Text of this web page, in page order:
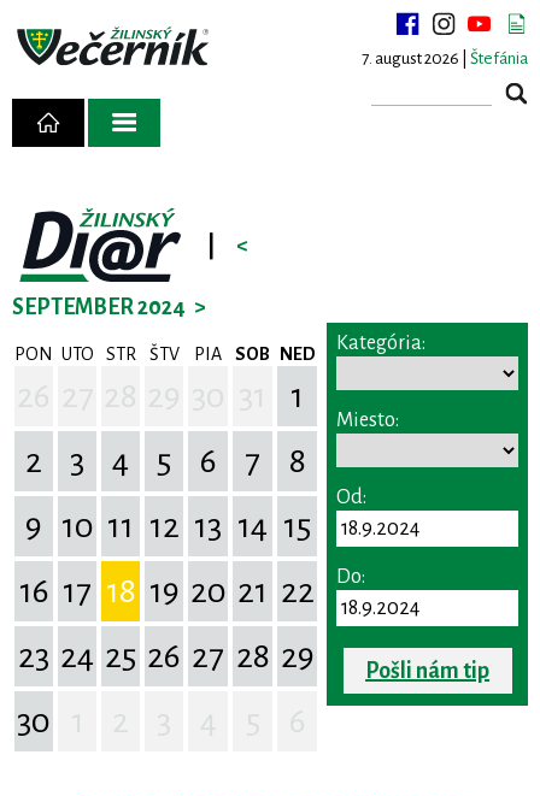
7. august 2026 | Štefánia
<
SEPTEMBER 2024 >
PON UTO STR ŠTV PIA SOB NED
1
2
3 4 5 6 7
8
9 10 11 12 13 14 15
16 17 18 19 20 21 22
23 24 25 26 27 28 29
30
Kategória:
Miesto:
Od:
Do:
Pošli nám tip